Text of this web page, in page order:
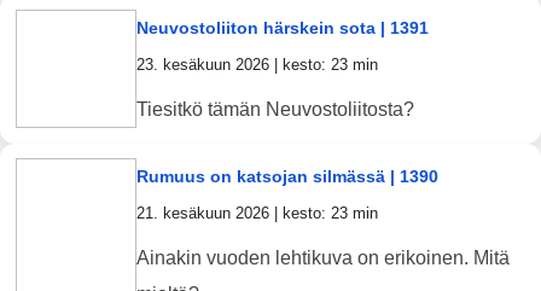
Neuvostoliiton härskein sota | 1391
23. kesäkuun 2026 | kesto: 23 min
Tiesitkö tämän Neuvostoliitosta?
Rumuus on katsojan silmässä | 1390
21. kesäkuun 2026 | kesto: 23 min
Ainakin vuoden lehtikuva on erikoinen. Mitä